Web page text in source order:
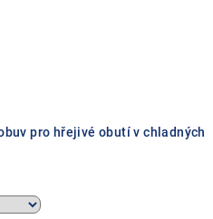
pro hřejivé obutí v chladných